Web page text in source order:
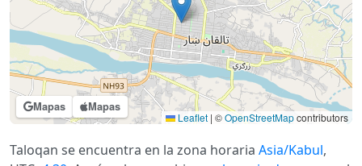
Mapas Mapas
Leaflet | ©OpenStreetMapcontributors
Taloqan se encuentra en la zona horaria Asia/Kabul,